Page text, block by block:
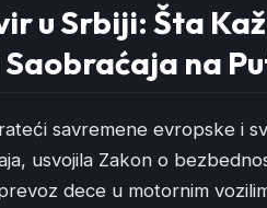
u Srbiji: Šta
na
savremene evropske i
usvojila Zakon o
dece u motornim